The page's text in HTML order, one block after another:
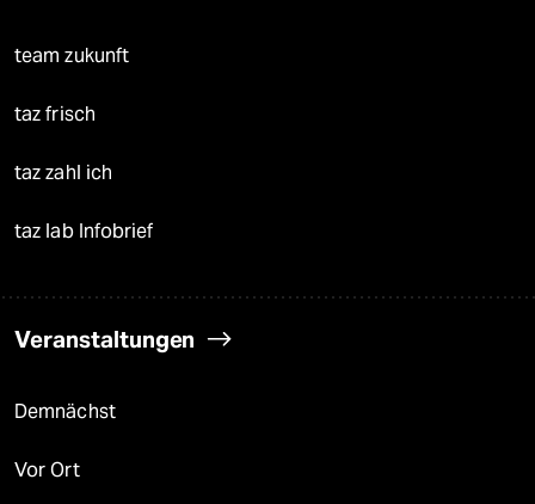
team zukunft
taz frisch
taz zahl ich
taz lab Infobrief
Veranstaltungen
Demnächst
Vor Ort